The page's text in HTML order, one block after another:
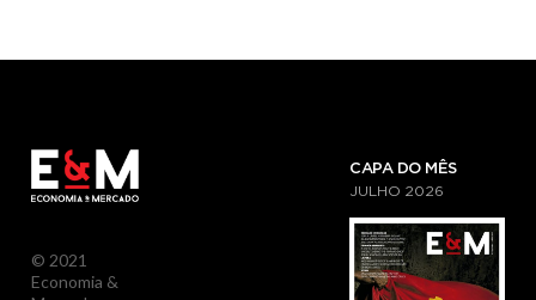
© 2021
Economia &
CAPA DO MÊS
JULHO 2026